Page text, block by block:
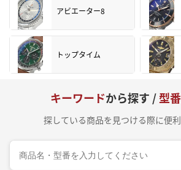
アビエーター8
トップタイム
キーワードから探す /型番
探している商品を見つける際に便利